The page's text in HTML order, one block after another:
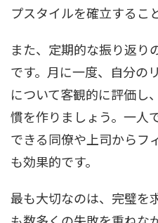
プスタイルを確立するこ
また、定期的な振り返り
です。月に一度、自分の
について客観的に評価し
慣を作りましょう。一人
できる同僚や上司からフ
も効果的です。
最も大切なのは、完璧を